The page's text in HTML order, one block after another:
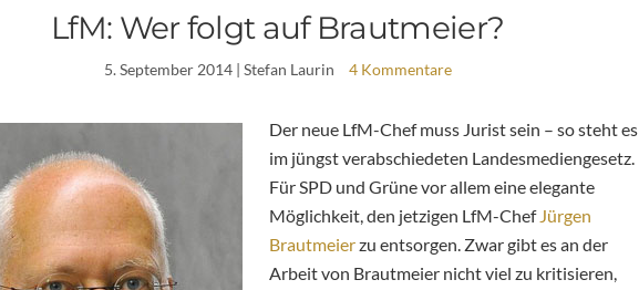
LfM: Wer folgt auf Brautmeier?
5. September 2014| Stefan Laurin 4 Kommentare
Der neue LfM-Chef muss Jurist sein – so steht es
im jüngst verabschiedeten Landesmediengesetz.
Für SPD und Grüne vor allem eine elegante
Möglichkeit, den jetzigen LfM-Chef Jürgen
Brautmeierzu entsorgen. Zwar gibt es an der
Arbeit von Brautmeier nicht viel zu kritisieren,